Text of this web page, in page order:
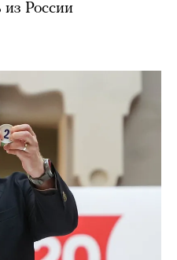
России